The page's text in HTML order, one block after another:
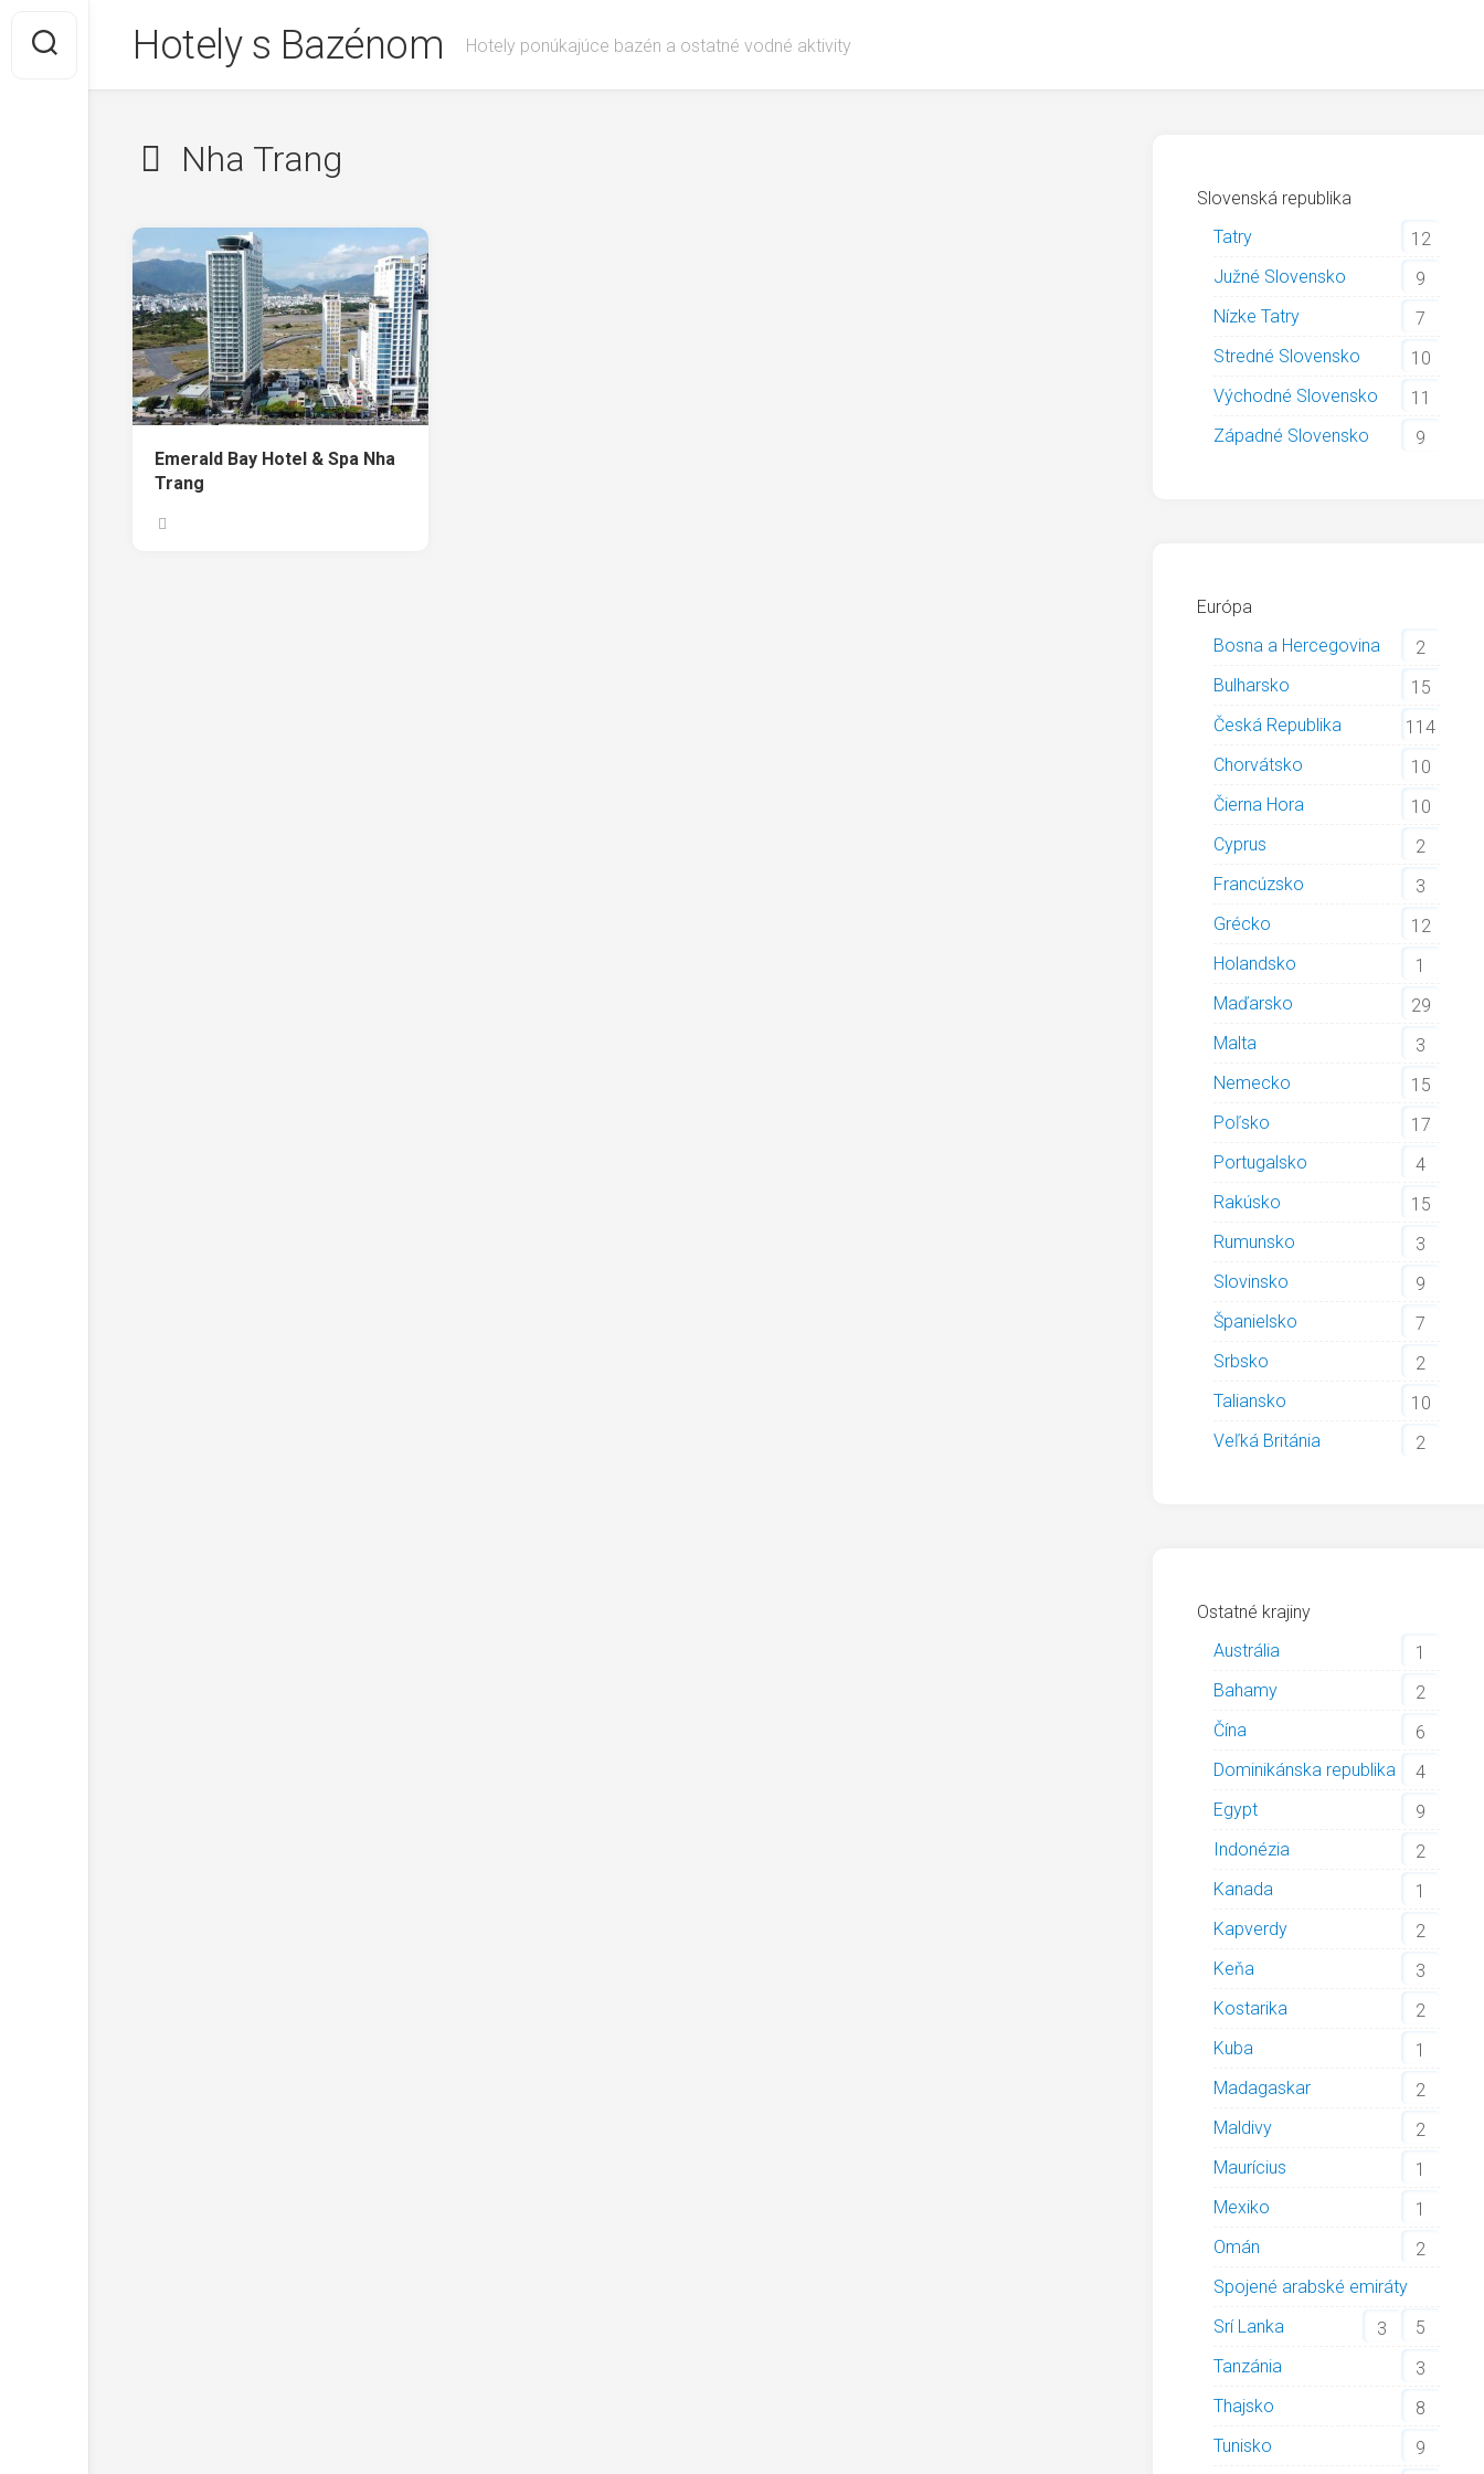
content
Hotely s Bazénom Hotely ponúkajúce bazén a ostatné vodné aktivity
Nha Trang
Emerald Bay Hotel & Spa Nha
Trang
Slovenská republika
Tatry
12
Južné Slovensko
9
Nízke Tatry
7
Stredné Slovensko
10
Východné Slovensko
11
Západné Slovensko
9
Európa
Bosna a Hercegovina
2
Bulharsko
15
Česká Republika
114
Chorvátsko
10
Čierna Hora
10
Cyprus
2
Francúzsko
3
Grécko
12
Holandsko
1
Maďarsko
29
Malta
3
Nemecko
15
Poľsko
17
Portugalsko
4
Rakúsko
15
Rumunsko
3
Slovinsko
9
Španielsko
7
Srbsko
2
Taliansko
10
Veľká Británia
2
Ostatné krajiny
Austrália
1
Bahamy
2
Čína
6
Dominikánska republika
4
Egypt
9
Indonézia
2
Kanada
1
Kapverdy
2
Keňa
3
Kostarika
2
Kuba
1
Madagaskar
2
Maldivy
2
Maurícius
1
Mexiko
1
Omán
2
Spojené arabské emiráty
5
Srí Lanka
3
Tanzánia
3
Thajsko
8
Tunisko
9